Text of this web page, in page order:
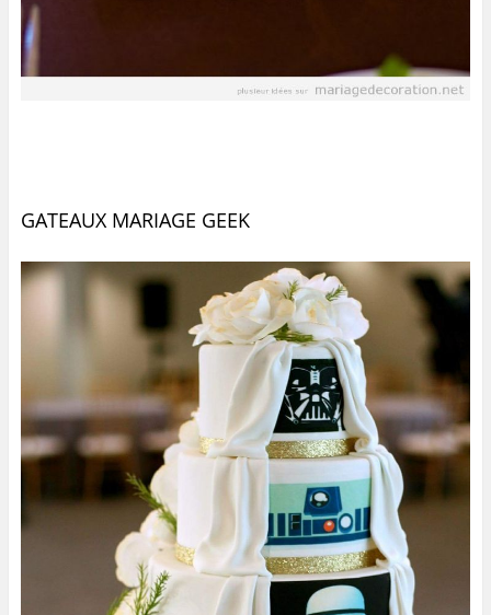
GATEAUX MARIAGE GEEK